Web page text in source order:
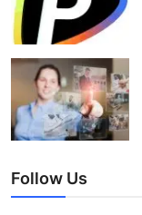
Follow Us